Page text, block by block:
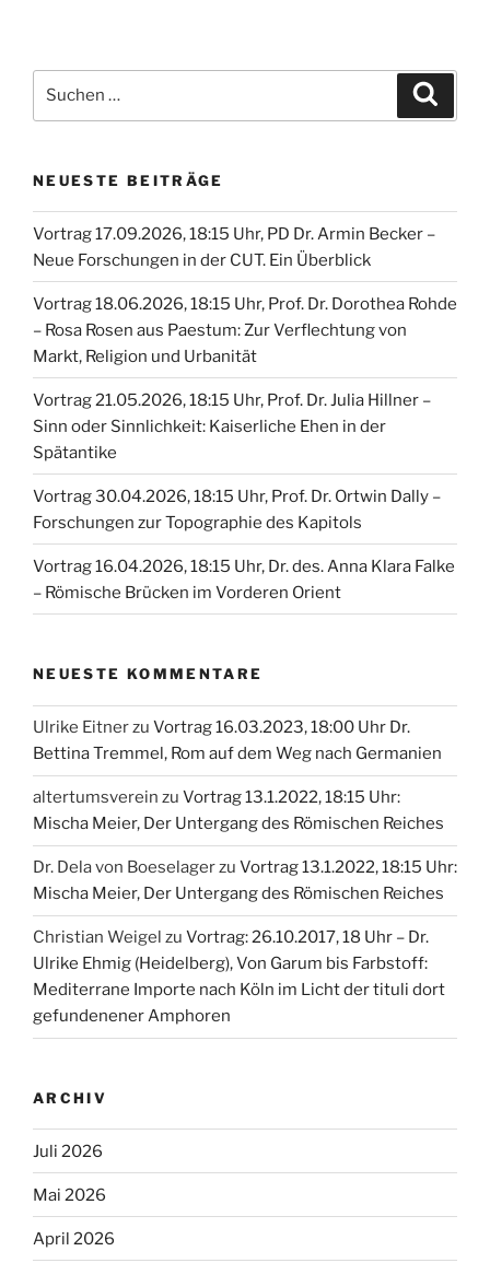
nach:
NEUESTE BEITRÄGE
Vortrag 17.09.2026, 18:15 Uhr, PD Dr. Armin Becker –
Neue Forschungen in der CUT. Ein Überblick
Vortrag 18.06.2026, 18:15 Uhr, Prof. Dr. Dorothea Rohde
– Rosa Rosen aus Paestum: Zur Verflechtung von
Markt, Religion und Urbanität
Vortrag 21.05.2026, 18:15 Uhr, Prof. Dr. Julia Hillner –
Sinn oder Sinnlichkeit: Kaiserliche Ehen in der
Spätantike
Vortrag 30.04.2026, 18:15 Uhr, Prof. Dr. Ortwin Dally –
Forschungen zur Topographie des Kapitols
Vortrag 16.04.2026, 18:15 Uhr, Dr. des. Anna Klara Falke
– Römische Brücken im Vorderen Orient
NEUESTE KOMMENTARE
Ulrike Eitnerzu Vortrag 16.03.2023, 18:00 Uhr Dr.
Bettina Tremmel, Rom auf dem Weg nach Germanien
altertumsverein zu Vortrag 13.1.2022, 18:15 Uhr:
Mischa Meier, Der Untergang des Römischen Reiches
Dr. Dela von Boeselagerzu Vortrag 13.1.2022, 18:15 Uhr:
Mischa Meier, Der Untergang des Römischen Reiches
Christian Weigel zu Vortrag: 26.10.2017, 18 Uhr – Dr.
Ulrike Ehmig (Heidelberg), Von Garum bis Farbstoff:
Mediterrane Importe nach Köln im Licht der tituli dort
gefundenener Amphoren
ARCHIV
Juli 2026
Mai 2026
April 2026